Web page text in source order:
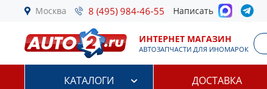
Москва 8 (495) 984-46-55 Написать
ИНТЕРНЕТ МАГАЗИН
АВТОЗАПЧАСТИ ДЛЯ ИНОМАРОК
КАТАЛОГИ ДОСТАВКА